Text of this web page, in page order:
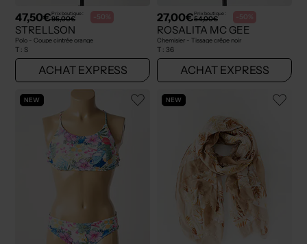
47,50€Prix boutique :
95,00€ -50%
STRELLSON
Polo - Coupe cintrée orange
T : S
ACHAT EXPRESS
27,00€Prix boutique :
54,00€ -50%
ROSALITA MC GEE
Chemisier - Tissage crêpe noir
T : 36
ACHAT EXPRESS
NEW NEW